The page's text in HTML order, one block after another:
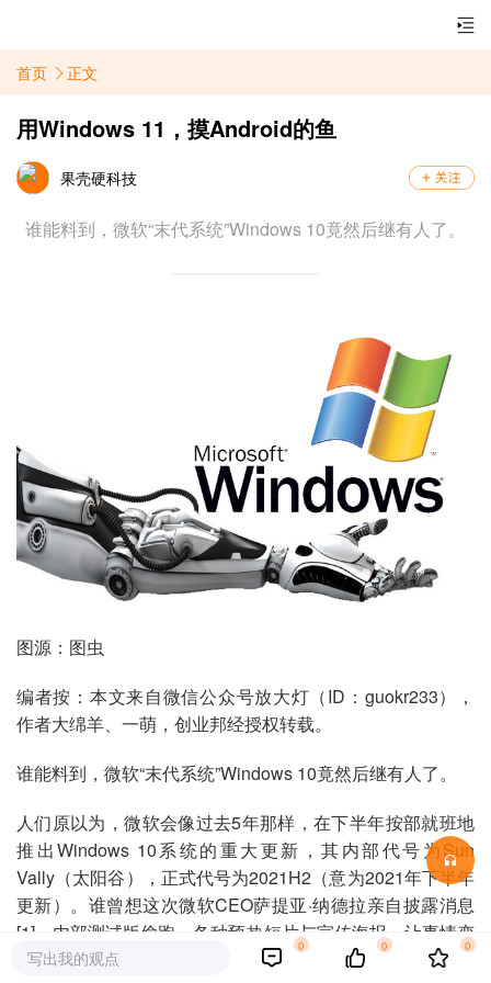
首页 正文
用Windows 11，摸Android的鱼
果壳硬科技
谁能料到，微软“末代系统”Windows 10竟然后继有人了。
图源：图虫
编者按：本文来自微信公众号放大灯（ID：guokr233），
作者大绵羊、一萌，创业邦经授权转载。
谁能料到，微软“末代系统”Windows 10竟然后继有人了。
人们原以为，微软会像过去5年那样，在下半年按部就班地
推出Windows 10系统的重大更新，其内部代号为Sun
Vally（太阳谷），正式代号为2021H2（意为2021年下半年
更新）。谁曾想这次微软CEO萨提亚·纳德拉亲自披露消息
[1]、内部测试版偷跑、各种预热短片与宣传海报，让事情变
得不一样了……
写出我的观点
0 0 0